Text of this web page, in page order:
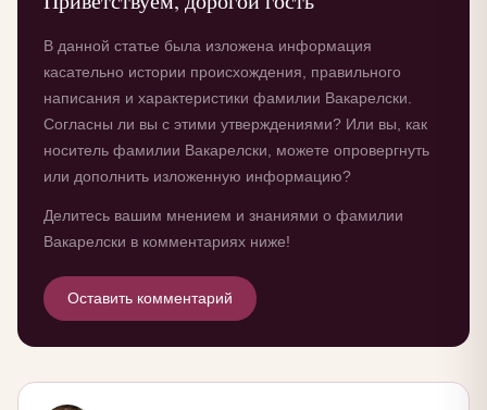
В данной статье была изложена информация
касательно истории происхождения, правильного
написания и характеристики фамилии Вакарелски.
Согласны ли вы с этими утверждениями? Или вы, как
носитель фамилии Вакарелски, можете опровергнуть
или дополнить изложенную информацию?
Делитесь вашим мнением и знаниями о фамилии
Вакарелски в комментариях ниже!
Оставить комментарий